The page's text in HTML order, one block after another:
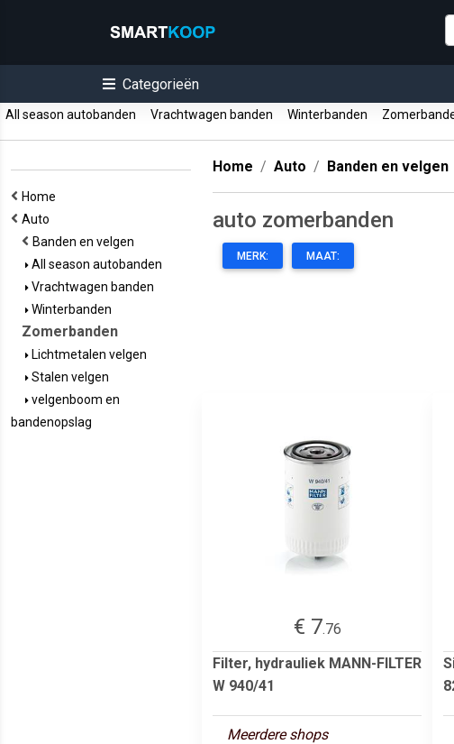
Categorieën
All season autobanden Vrachtwagen banden Winterbanden
Home
Auto
Banden en velgen
All season autobanden
Vrachtwagen banden
Winterbanden
Zomerbanden
Lichtmetalen velgen
Stalen velgen
velgenboom en
bandenopslag
Home Auto Banden en velgen
auto zomerbanden
MERK: MAAT:
€ 7.76
Filter, hydrauliek MANN-FILTER
W 940/41
Meerdere shops